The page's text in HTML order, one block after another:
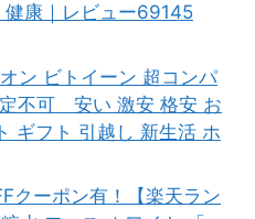
康｜レビュー69145
ン ビトイーン 超コンパ
不可 安い 激安 格安 お
ギフト 引越し 新生活 ホ
クーポン有！【楽天ラン